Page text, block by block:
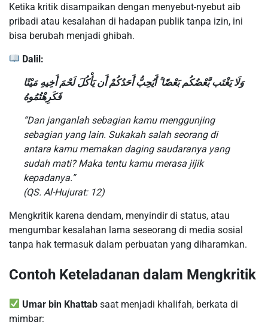
Ketika kritik disampaikan dengan menyebut-nyebut aib
pribadi atau kesalahan di hadapan publik tanpa izin, ini
bisa berubah menjadi ghibah.
Dalil:
وَلَا يَغْتَب بَّعْضُكُم بَعْضًا ۚ أَيُحِبُّ أَحَدُكُمْ أَن يَأْكُلَ لَحْمَ أَخِيهِ مَيْتًا
فَكَرِهْتُمُوهُ
“Dan janganlah sebagian kamu menggunjing
sebagian yang lain. Sukakah salah seorang di
antara kamu memakan daging saudaranya yang
sudah mati? Maka tentu kamu merasa jijik
kepadanya.”
(QS. Al-Hujurat: 12)
Mengkritik karena dendam, menyindir di status, atau
mengumbar kesalahan lama seseorang di media sosial
tanpa hak termasuk dalam perbuatan yang diharamkan.
Contoh Keteladanan dalam Mengkritik
Umar bin Khattab saat menjadi khalifah, berkata di
mimbar: